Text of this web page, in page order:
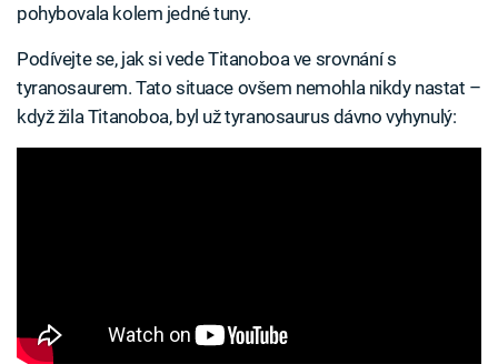
pohybovala kolem jedné tuny.
Podívejte se, jak si vede Titanoboa ve srovnání s
tyranosaurem. Tato situace ovšem nemohla nikdy nastat –
když žila Titanoboa, byl už tyranosaurus dávno vyhynulý: